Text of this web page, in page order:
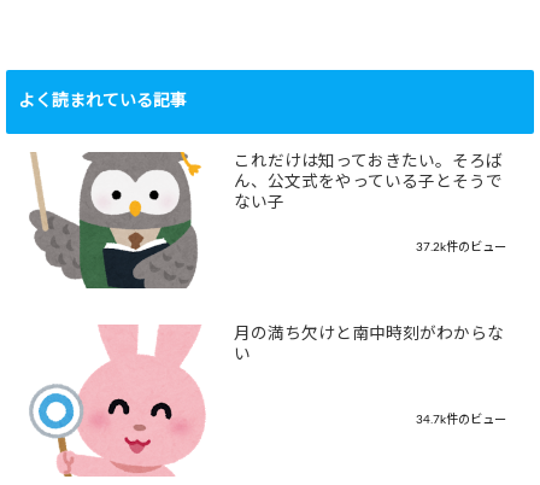
よく読まれている記事
これだけは知っておきたい。そろば
ん、公文式をやっている子とそうで
ない子
37.2k件のビュー
月の満ち欠けと南中時刻がわからな
い
34.7k件のビュー